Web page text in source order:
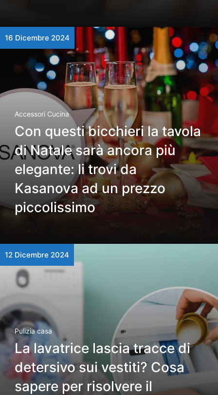
16 Dicembre 2024
Accessori Cucina
Con questi bicchieri la tavola
di Natale sarà ancora più
elegante: li trovi da
Kasanova ad un prezzo
piccolissimo
12 Dicembre 2024
Pulizia casa
La lavatrice lascia tracce di
detersivo sui vestiti? Cosa
sapere per risolvere il